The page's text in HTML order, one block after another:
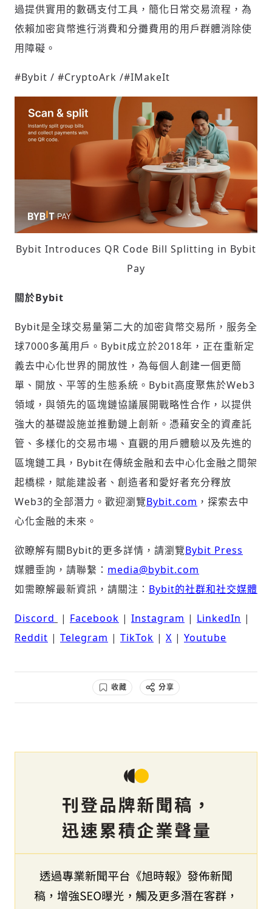
登入或註冊
歡迎您加入《旭時報》
掌握國際政經脈動
參與下一波全球科技革命
輸入 Email 驗證碼
請輸入發送到的驗證碼
(十分鐘內有效)
驗證
過提供實用的數碼支付工具，簡化日常交易流程，為
依賴加密貨幣進行消費和分攤費用的用戶群體消除使
用障礙。
#Bybit / #CryptoArk /#IMakeIt
Bybit Introduces QR Code Bill Splitting in Bybit
Pay
關於Bybit
Bybit是全球交易量第二大的加密貨幣交易所，服务全
球7000多萬用戶。Bybit成立於2018年，正在重新定
義去中心化世界的開放性，為每個人創建一個更簡
單、開放、平等的生態系統。Bybit高度聚焦於Web3
領域，與領先的區塊鏈協議展開戰略性合作，以提供
強大的基礎設施並推動鏈上創新。憑藉安全的資產託
管、多樣化的交易市場、直觀的用戶體驗以及先進的
區塊鏈工具，Bybit在傳統金融和去中心化金融之間架
起橋樑，賦能建設者、創造者和愛好者充分釋放
Web3的全部潛力。歡迎瀏覽Bybit.com ，探索去中
心化金融的未來。
欲瞭解有關Bybit的更多詳情，請瀏覽Bybit Press
媒體垂詢，請聯繫： media@bybit.com
如需瞭解最新資訊，請關注： Bybit的社群和社交媒體
Discord | Facebook | Instagram | LinkedIn |
Reddit | Telegram | TikTok | X | Youtube
收藏 分享